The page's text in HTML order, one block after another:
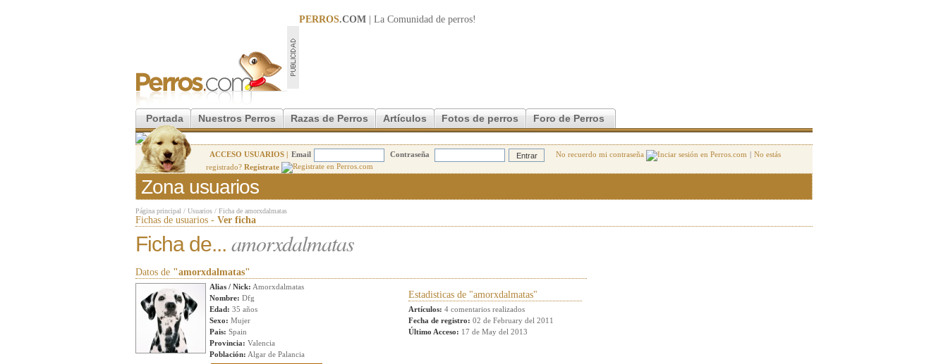
PERROS.COM | La Comunidad de perros!
Portada Nuestros Perros Razas de Perros Artículos Fotos de perros Foro de Perros
ACCESO USUARIOS | Email Contraseña No recuerdo mi contraseña | No estás
registrado? Regístrate
Zona usuarios
Página principal / Usuarios / Ficha de amorxdalmatas
Fichas de usuarios - Ver ficha
Ficha de... amorxdalmatas
Datos de "amorxdalmatas"
Alias / Nick: Amorxdalmatas
Nombre: Dfg
Edad: 35 años
Sexo: Mujer
Pais: Spain
Provincia: Valencia
Población: Algar de Palancia
Estadisticas de "amorxdalmatas"
Artículos: 4 comentarios realizados
Fecha de registro: 02 de February del 2011
Último Acceso: 17 de May del 2013